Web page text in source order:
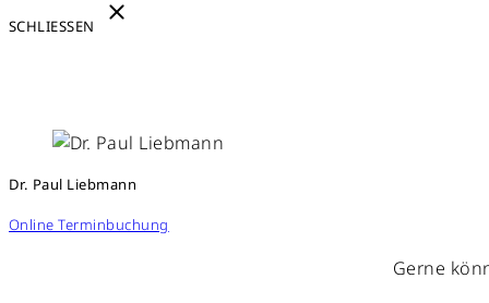
SCHLIESSEN
Dr. Paul Liebmann
Online Terminbuchung
Gerne